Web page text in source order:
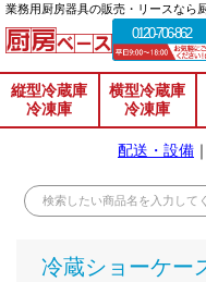
業務⽤厨房器具の販売・リースなら
0120-706-862
縦型冷蔵庫
冷凍庫
横型冷蔵庫
冷凍庫
配送・設備 ｜
冷蔵ショーケー